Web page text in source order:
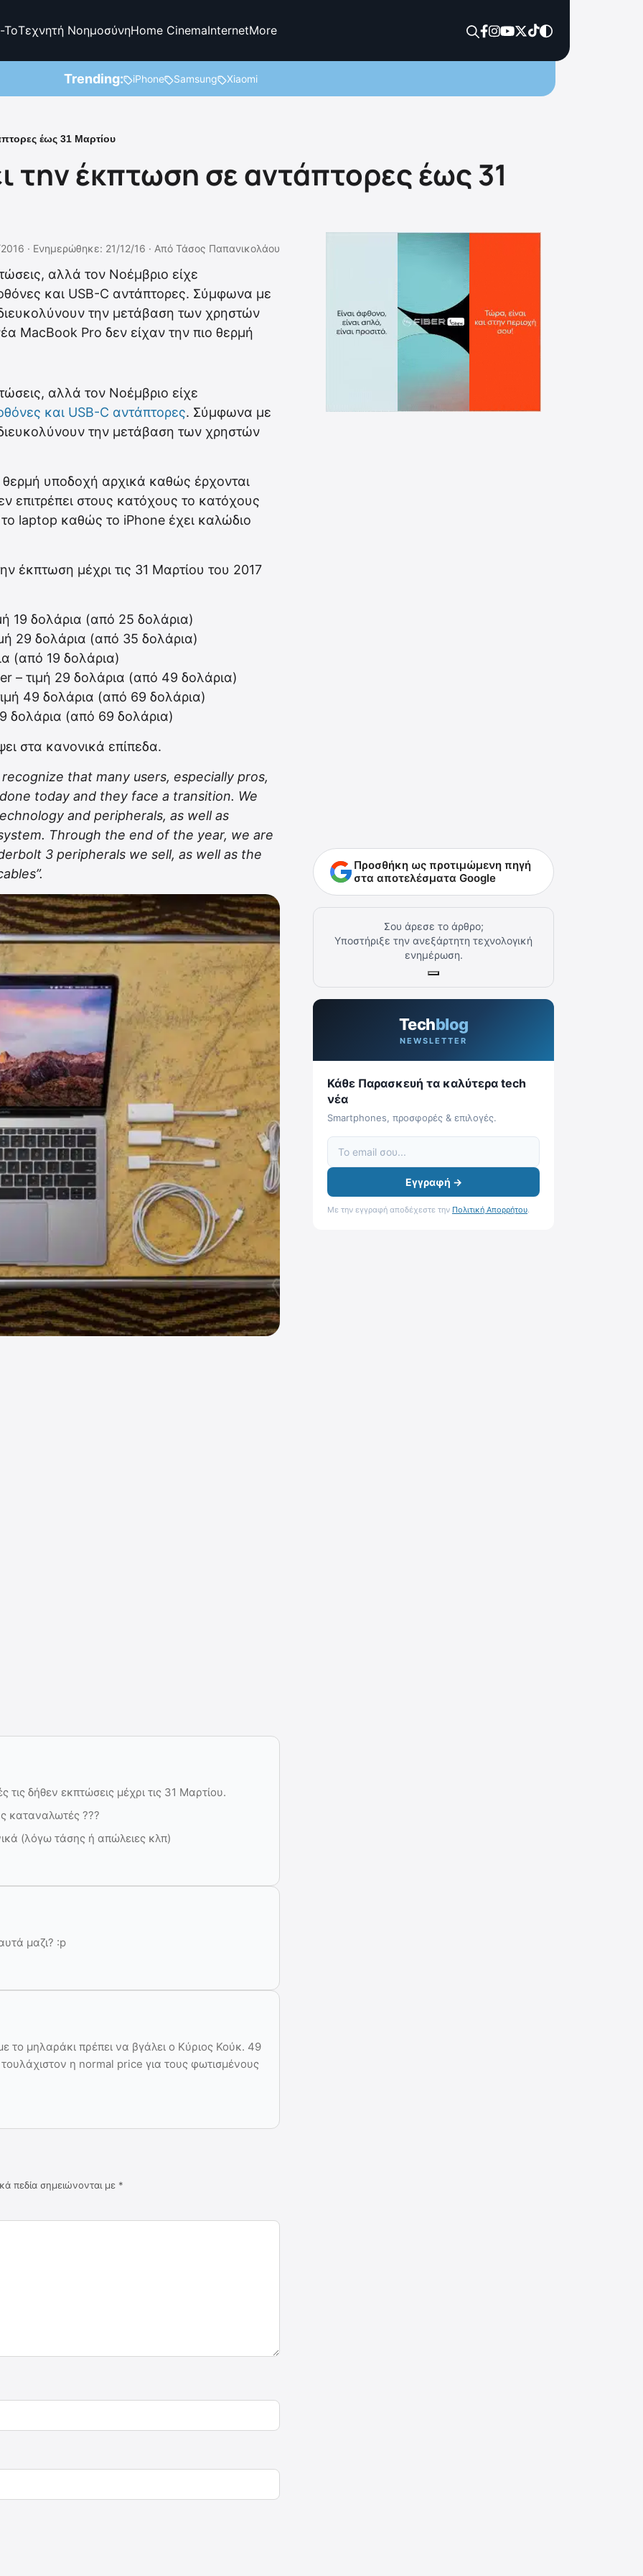
ToΤεχνητή ΝοημοσύνηHome CinemaInternetMore
Trending: iPhone Samsung Xiaomi
έως 31 Μαρτίου
την έκπτωση σε αντάπτορες έως 31
· Ενημερώθηκε: 21/12/16 · Από Τάσος Παπανικολάου
αλλά τον Νοέμβριο είχε
οθόνες και USB-C αντάπτορες. Σύμφωνα με
την μετάβαση των χρηστών
MacBook Pro δεν είχαν την πιο θερμή
αλλά τον Νοέμβριο είχε
και USB-C αντάπτορες. Σύμφωνα με
την μετάβαση των χρηστών
θερμή υποδοχή αρχικά καθώς έρχονται
στους κατόχους το κατόχους
laptop καθώς το iPhone έχει καλώδιο
έκπτωση μέχρι τις 31 Μαρτίου του 2017
19 δολάρια (από 25 δολάρια)
29 δολάρια (από 35 δολάρια)
(από 19 δολάρια)
τιμή 29 δολάρια (από 49 δολάρια)
49 δολάρια (από 69 δολάρια)
δολάρια (από 69 δολάρια)
στα κανονικά επίπεδα.
recognize that many users, especially pros,
today and they face a transition. We
and peripherals, as well as
Through the end of the year, we are
3 peripherals we sell, as well as the
τις δήθεν εκπτώσεις μέχρι τις 31 Μαρτίου.
καταναλωτές ???
(λόγω τάσης ή απώλειες κλπ)
μαζι? :p
το μηλαράκι πρέπει να βγάλει ο Κύριος Κούκ. 49
η normal price για τους φωτισμένους
πεδία σημειώνονται με *
Προσθήκη ως προτιμώμενη πηγή
στα αποτελέσματα Google
Σου άρεσε το άρθρο;
Υποστήριξε την ανεξάρτητη τεχνολογική
ενημέρωση.
Techblog
NEWSLETTER
Κάθε Παρασκευή τα καλύτερα tech
νέα
Smartphones, προσφορές & επιλογές.
Εγγραφή →
Με την εγγραφή αποδέχεστε την Πολιτική Απορρήτου.